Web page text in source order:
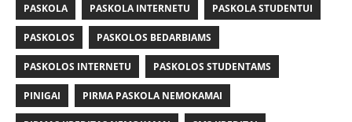
PASKOLA PASKOLA INTERNETU PASKOLA STUDENTUI
PASKOLOS PASKOLOS BEDARBIAMS
PASKOLOS INTERNETU PASKOLOS STUDENTAMS
PINIGAI PIRMA PASKOLA NEMOKAMAI